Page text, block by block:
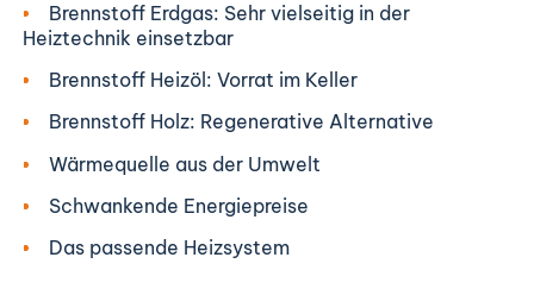
Brennstoff Erdgas: Sehr vielseitig in der
Heiztechnik einsetzbar
Brennstoff Heizöl: Vorrat im Keller
Brennstoff Holz: Regenerative Alternative
Wärmequelle aus der Umwelt
Schwankende Energiepreise
Das passende Heizsystem